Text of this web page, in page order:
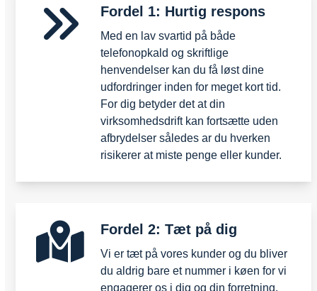
Fordel 1: Hurtig respons
Med en lav svartid på både
telefonopkald og skriftlige
henvendelser kan du få løst dine
udfordringer inden for meget kort tid.
For dig betyder det at din
virksomhedsdrift kan fortsætte uden
afbrydelser således ar du hverken
risikerer at miste penge eller kunder.
Fordel 2: Tæt på dig
Vi er tæt på vores kunder og du bliver
du aldrig bare et nummer i køen for vi
engagerer os i dig og din forretning.